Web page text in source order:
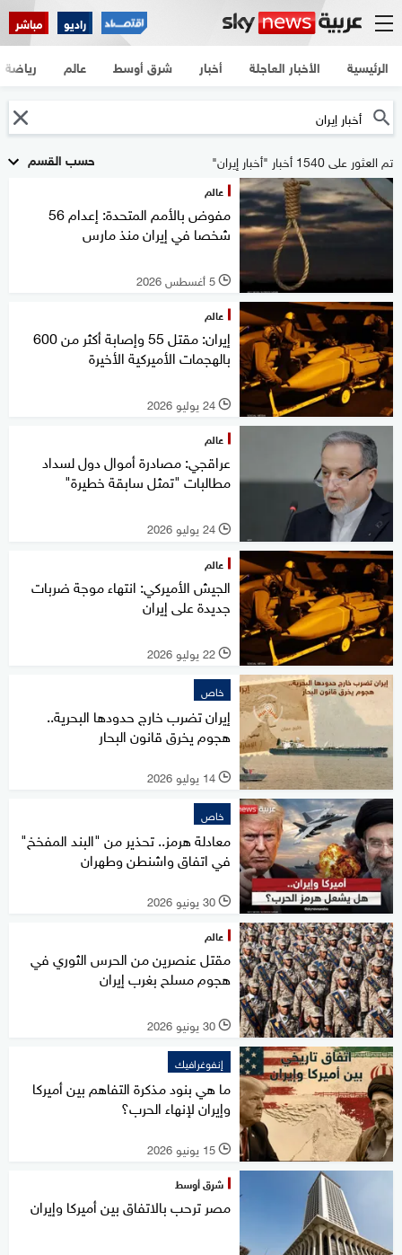
راديو مباشر
الرئيسية الأخبار العاجلة أخبار شرق أوسط عالم رياضة
حسب القسم تم العثور على 1540 أخبار "أخبار إيران"
عالم
مفوض بالأمم المتحدة: إعدام 56
شخصا في إيران منذ مارس
l 5 أغسطس 2026
عالم
إيران: مقتل 55 وإصابة أكثر من 600
بالهجمات الأميركية الأخيرة
l 24 يوليو 2026
عالم
عراقجي: مصادرة أموال دول لسداد
مطالبات "تمثل سابقة خطيرة"
l 24 يوليو 2026
عالم
الجيش الأميركي: انتهاء موجة ضربات
جديدة على إيران
l 22 يوليو 2026
خاص
إيران تضرب خارج حدودها البحرية..
هجوم يخرق قانون البحار
l 14 يوليو 2026
خاص
معادلة هرمز.. تحذير من "البند المفخخ"
في اتفاق واشنطن وطهران
l 30 يونيو 2026
عالم
مقتل عنصرين من الحرس الثوري في
هجوم مسلح بغرب إيران
l 30 يونيو 2026
إنفوغرافيك
ما هي بنود مذكرة التفاهم بين أميركا
وإيران لإنهاء الحرب؟
l 15 يونيو 2026
شرق أوسط
مصر ترحب بالاتفاق بين أميركا وإيران